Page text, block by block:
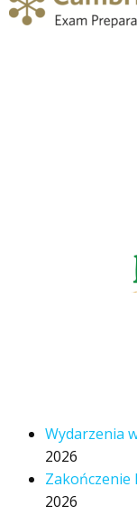
Wydarzenia
2026
Zakończenie
2026